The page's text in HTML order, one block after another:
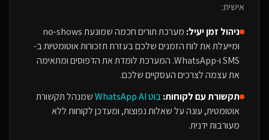
אישית:
ניהול זמן יעיל:
מערכת תורים חכמה שמונעת no-shows
ומייעלת את לוח הזמנים שלכם בעזרת תזכורות אוטומטיות ב-
SMS ו-WhatsApp. המערכת לומדת את הדפוסים ומתאימה
את עצמה לצרכים העסקיים שלכם.
תקשורת עם לקוחות:בוט WhatsApp AI
שמנהל תקשורת
אוטומטית, עונה על שאלות נפוצות, ומעדכן לקוחות ללא
מעורבות ידנית.